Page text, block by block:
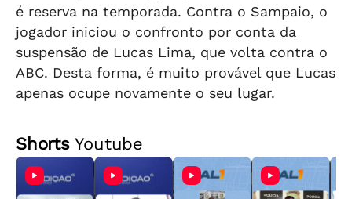
é reserva na temporada. Contra o Sampaio, o
jogador iniciou o confronto por conta da
suspensão de Lucas Lima, que volta contra o
ABC. Desta forma, é muito provável que Lucas
apenas ocupe novamente o seu lugar.
ShortsYoutube